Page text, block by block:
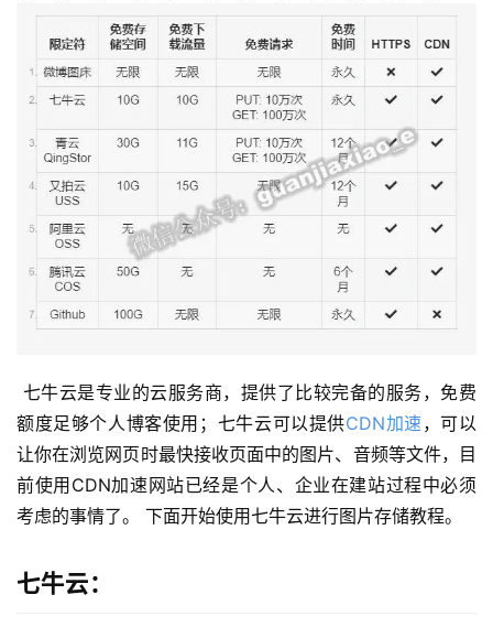
额度足够个人博客使用；七牛云可以提供CDN加速 ，可以
让你在浏览网页时最快接收页面中的图片、音频等文件，目
前使用CDN加速网站已经是个人、企业在建站过程中必须
考虑的事情了。 下面开始使用七牛云进行图片存储教程。
七牛云：